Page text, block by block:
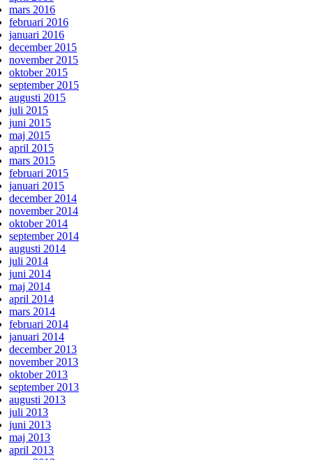
mars 2016
februari 2016
januari 2016
december 2015
november 2015
oktober 2015
september 2015
augusti 2015
juli 2015
juni 2015
maj 2015
april 2015
mars 2015
februari 2015
januari 2015
december 2014
november 2014
oktober 2014
september 2014
augusti 2014
juli 2014
juni 2014
maj 2014
april 2014
mars 2014
februari 2014
januari 2014
december 2013
november 2013
oktober 2013
september 2013
augusti 2013
juli 2013
juni 2013
maj 2013
april 2013